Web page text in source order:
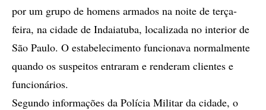
por um grupo de homens armados na noite de terça-
feira, na cidade de Indaiatuba, localizada no interior de
São Paulo. O estabelecimento funcionava normalmente
quando os suspeitos entraram e renderam clientes e
funcionários.
Segundo informações da Polícia Militar da cidade, o